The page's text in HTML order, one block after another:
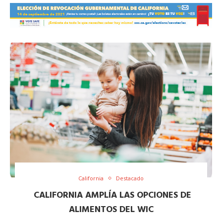
California Destacado
CALIFORNIA AMPLÍA LAS OPCIONES DE
ALIMENTOS DEL WIC